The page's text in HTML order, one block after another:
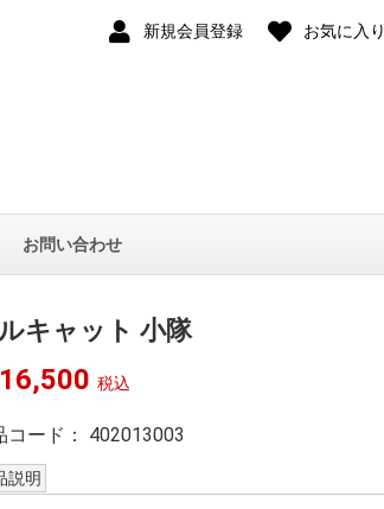
新規会員登録 お気に入り
お問い合わせ
キャット 小隊
税込
コード： 402013003
説明